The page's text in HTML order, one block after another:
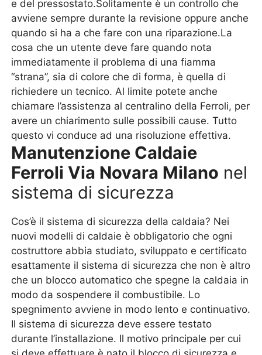
e del pressostato.Solitamente è un controllo che
avviene sempre durante la revisione oppure anche
quando si ha a che fare con una riparazione.La
cosa che un utente deve fare quando nota
immediatamente il problema di una fiamma
“strana”, sia di colore che di forma, è quella di
richiedere un tecnico. Al limite potete anche
chiamare l’assistenza al centralino della Ferroli, per
avere un chiarimento sulle possibili cause. Tutto
questo vi conduce ad una risoluzione effettiva.
Manutenzione Caldaie
Ferroli Via Novara Milano nel
sistema di sicurezza
Cos’è il sistema di sicurezza della caldaia? Nei
nuovi modelli di caldaie è obbligatorio che ogni
costruttore abbia studiato, sviluppato e certificato
esattamente il sistema di sicurezza che non è altro
che un blocco automatico che spegne la caldaia in
modo da sospendere il combustibile. Lo
spegnimento avviene in modo lento e continuativo.
Il sistema di sicurezza deve essere testato
durante l’installazione. Il motivo principale per cui